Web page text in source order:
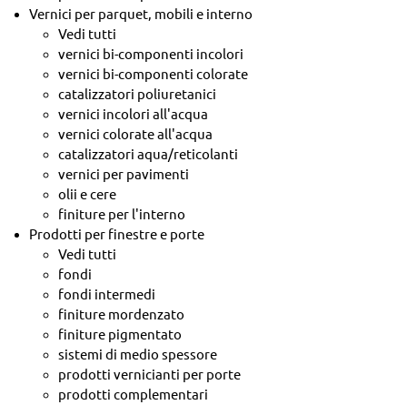
Vernici per parquet, mobili e interno
Vedi tutti
vernici bi-componenti incolori
vernici bi-componenti colorate
catalizzatori poliuretanici
vernici incolori all'acqua
vernici colorate all'acqua
catalizzatori aqua/reticolanti
vernici per pavimenti
olii e cere
finiture per l'interno
Prodotti per finestre e porte
Vedi tutti
fondi
fondi intermedi
finiture mordenzato
finiture pigmentato
sistemi di medio spessore
prodotti vernicianti per porte
prodotti complementari